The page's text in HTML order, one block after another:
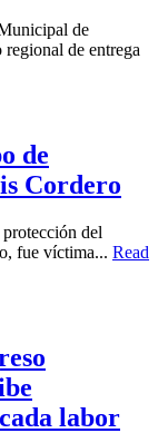
de
de entrega
de
Cordero
del
fue víctima... Read
labor